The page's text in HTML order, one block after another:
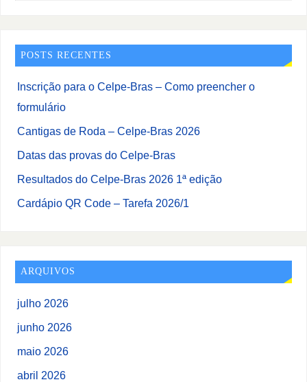
POSTS RECENTES
Inscrição para o Celpe-Bras – Como preencher o
formulário
Cantigas de Roda – Celpe-Bras 2026
Datas das provas do Celpe-Bras
Resultados do Celpe-Bras 2026 1ª edição
Cardápio QR Code – Tarefa 2026/1
ARQUIVOS
julho 2026
junho 2026
maio 2026
abril 2026